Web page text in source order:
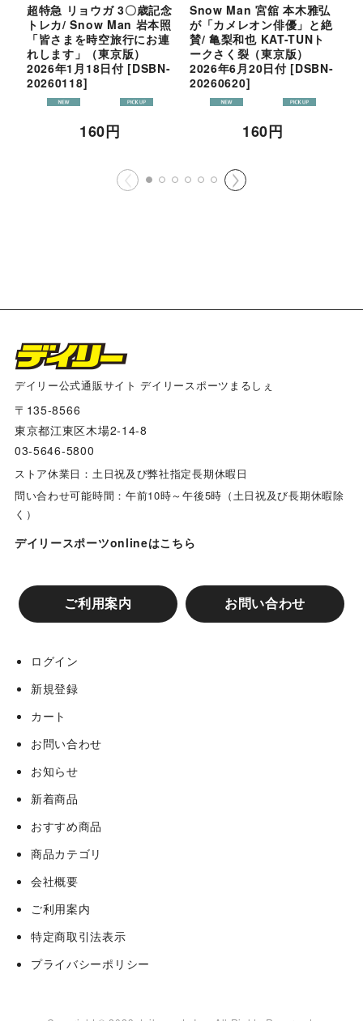
超特急 リョウガ 3〇歳記念
トレカ/ Snow Man 岩本照
「皆さまを時空旅行にお連
れします」（東京版）
2026年1月18日付 [DSBN-
20260118]
160円
Snow Man 宮舘 本木雅弘
が「カメレオン俳優」と絶
賛/ 亀梨和也 KAT-TUNト
ークさく裂（東京版）
2026年6月20日付 [DSBN-
20260620]
160円
デイリー公式通販サイト デイリースポーツまるしぇ
〒135-8566
東京都江東区木場2-14-8
03-5646-5800
ストア休業日：土日祝及び弊社指定長期休暇日
問い合わせ可能時間：午前10時～午後5時（土日祝及び長期休暇除
く）
デイリースポーツonlineはこちら
ご利用案内 お問い合わせ
ログイン
新規登録
カート
お問い合わせ
お知らせ
新着商品
おすすめ商品
商品カテゴリ
会社概要
ご利用案内
特定商取引法表示
プライバシーポリシー